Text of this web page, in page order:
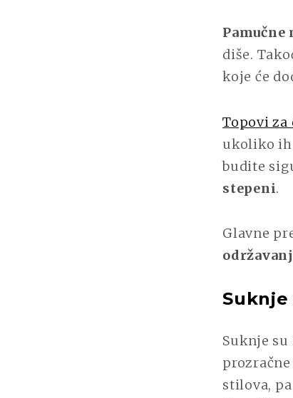
diše.
koje će
Topovi za
ukoliko ih
budite
stepeni.
Glavne
Suknje
Suknje
stilova,